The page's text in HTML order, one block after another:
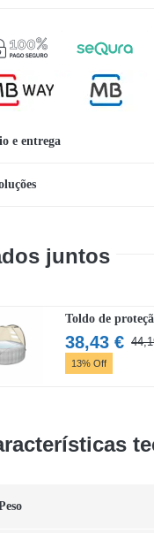
e entrega
juntos
38,43€
13% Off